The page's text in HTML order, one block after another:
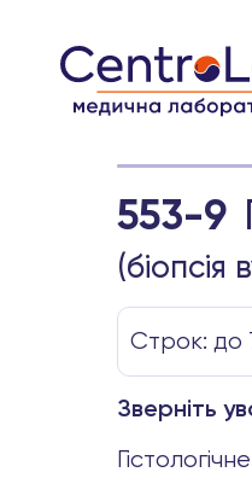
Головна
553-9
(біопсія
Строк: до
Зверніть